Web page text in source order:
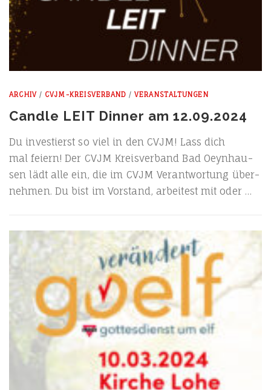
ARCHIV / CVJM-KREISVERBAND / VERANSTALTUNGEN
Candle LEIT Dinner am 12.09.2024
Du inves­tierst so viel in den CVJM! Lass dich
mal fei­ern! Der CVJM Kreis­ver­band Bad Oeyn­hau­
sen lädt alle ein, die im CVJM Ver­ant­wor­tung über­
neh­men. Du bist im Vor­stand, arbei­test mit oder …